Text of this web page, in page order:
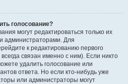
голосование?
могут редактироваться только их
администраторами. Для
к редактированию первого
связан именно с ним). Если никто
удалить голосование или
ответа. Но если кто-нибудь уже
или администраторы могут